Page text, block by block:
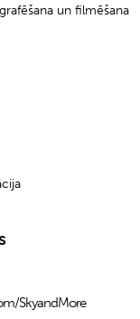
un filmēšana
SkyandMore